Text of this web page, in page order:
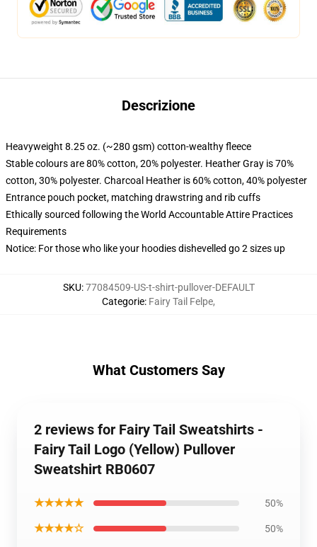
Descrizione
Heavyweight 8.25 oz. (~280 gsm) cotton-wealthy fleece
Stable colours are 80% cotton, 20% polyester. Heather Gray is 70%
cotton, 30% polyester. Charcoal Heather is 60% cotton, 40% polyester
Entrance pouch pocket, matching drawstring and rib cuffs
Ethically sourced following the World Accountable Attire Practices
Requirements
Notice: For those who like your hoodies dishevelled go 2 sizes up
SKU:77084509-US-t-shirt-pullover-DEFAULT
Categorie: Fairy Tail Felpe,
What Customers Say
2 reviews for Fairy Tail Sweatshirts -
Fairy Tail Logo (Yellow) Pullover
Sweatshirt RB0607
★★★★★ 50%
★★★★☆ 50%